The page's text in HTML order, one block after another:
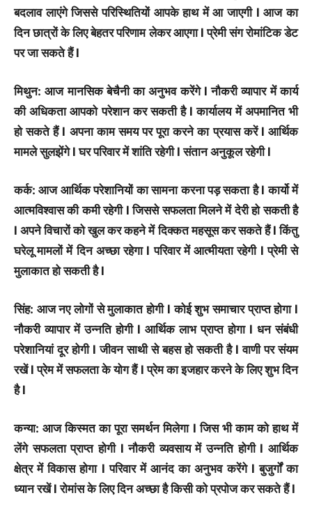
बदलाव लाएंगे जिससे परिस्थितियों आपके हाथ में आ जाएगी l आज का
दिन छात्रों के लिए बेहतर परिणाम लेकर आएगा l प्रेमी संग रोमांटिक डेट
पर जा सकते हैं l
मिथुन: आज मानसिक बेचैनी का अनुभव करेंगे l नौकरी व्यापार में कार्य
की अधिकता आपको परेशान कर सकती है l कार्यालय में अपमानित भी
हो सकते हैं l अपना काम समय पर पूरा करने का प्रयास करें l आर्थिक
मामले सुलझेंगे l घर परिवार में शांति रहेगी l संतान अनुकूल रहेगी l
कर्क: आज आर्थिक परेशानियों का सामना करना पड़ सकता है l कार्यो में
आत्मविश्वास की कमी रहेगी l जिससे सफलता मिलने में देरी हो सकती है
l अपने विचारों को खुल कर कहने में दिक्कत महसूस कर सकते हैं l किंतु
घरेलू मामलों में दिन अच्छा रहेगा l परिवार में आत्मीयता रहेगी l प्रेमी से
मुलाकात हो सकती है l
सिंह: आज नए लोगों से मुलाकात होगी l कोई शुभ समाचार प्राप्त होगा l
नौकरी व्यापार में उन्नति होगी l आर्थिक लाभ प्राप्त होगा l धन संबंधी
परेशानियां दूर होगी l जीवन साथी से बहस हो सकती है l वाणी पर संयम
रखें l प्रेम में सफलता के योग हैं l प्रेम का इजहार करने के लिए शुभ दिन
है l
कन्या: आज किस्मत का पूरा समर्थन मिलेगा l जिस भी काम को हाथ में
लेंगे सफलता प्राप्त होगी l नौकरी व्यवसाय में उन्नति होगी l आर्थिक
क्षेत्र में विकास होगा l परिवार में आनंद का अनुभव करेंगे l बुजुर्गों का
ध्यान रखें l रोमांस के लिए दिन अच्छा है किसी को प्रपोज कर सकते हैं l